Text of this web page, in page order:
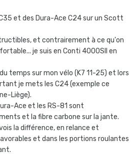
et des Dura-Ace C24 sur un Scott
et contrairement à ce qu'on
je suis en Conti 4000SII en
temps sur mon vélo (K7 11-25) et lors
je mets les C24 (exemple ce
Liège).
Ace et les RS-81 sont
et la fibre carbone sur la jante.
la différence, en relance et
et dans les portions roulantes